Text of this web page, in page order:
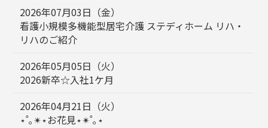
2026年07月03日（金）
看護小規模多機能型居宅介護 ステディホーム リハ・
リハのご紹介
2026年05月05日（火）
2026新卒☆入社1ケ月
2026年04月21日（火）
⋆˚｡✴︎⋆お花見⋆✴︎˚｡⋆